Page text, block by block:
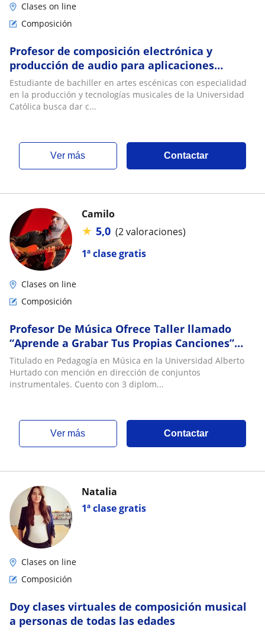
Clases on line
Composición
Profesor de composición electrónica y
producción de audio para aplicaciones
musicales y audiovisual
Estudiante de bachiller en artes escénicas con especialidad
en la producción y tecnologías musicales de la Universidad
Católica busca dar c...
ver más Contactar
1ª clase gratis
Camilo
★ 5,0 (2 valoraciones)
Clases on line
Composición
Profesor De Música Ofrece Taller llamado
“Aprende a Grabar Tus Propias Canciones”
Para Toda Las Edades
Titulado en Pedagogía en Música en la Universidad Alberto
Hurtado con mención en dirección de conjuntos
instrumentales. Cuento con 3 diplom...
ver más Contactar
1ª clase gratis
Natalia
Clases on line
Composición
Doy clases virtuales de composición musical
a personas de todas las edades